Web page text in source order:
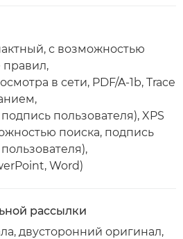
с возможностью
в сети, PDF/A-1b, Trace
пользователя), XPS
поиска, подпись
Word)
рассылки
двусторонний оригинал,